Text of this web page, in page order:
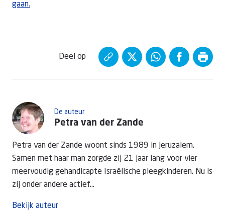
gaan.
De auteur
Petra van der Zande
Petra van der Zande woont sinds 1989 in Jeruzalem.
Samen met haar man zorgde zij 21 jaar lang voor vier
meervoudig gehandicapte Israëlische pleegkinderen. Nu is
zij onder andere actief...
Bekijk auteur
Deel op